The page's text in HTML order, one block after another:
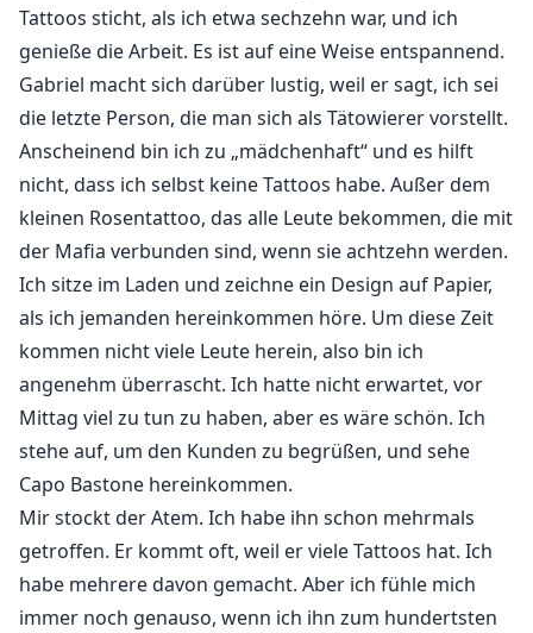
Wie soll sie sich zwischen Julian und ihrem besten
Freund entscheiden?
Tattoos sticht, als ich etwa sechzehn war, und ich
genieße die Arbeit. Es ist auf eine Weise entspannend.
Gabriel macht sich darüber lustig, weil er sagt, ich sei
die letzte Person, die man sich als Tätowierer vorstellt.
Anscheinend bin ich zu „mädchenhaft“ und es hilft
nicht, dass ich selbst keine Tattoos habe. Außer dem
kleinen Rosentattoo, das alle Leute bekommen, die mit
der Mafia verbunden sind, wenn sie achtzehn werden.
Ich sitze im Laden und zeichne ein Design auf Papier,
als ich jemanden hereinkommen höre. Um diese Zeit
kommen nicht viele Leute herein, also bin ich
angenehm überrascht. Ich hatte nicht erwartet, vor
Mittag viel zu tun zu haben, aber es wäre schön. Ich
stehe auf, um den Kunden zu begrüßen, und sehe
Capo Bastone hereinkommen.
Mir stockt der Atem. Ich habe ihn schon mehrmals
getroffen. Er kommt oft, weil er viele Tattoos hat. Ich
habe mehrere davon gemacht. Aber ich fühle mich
immer noch genauso, wenn ich ihn zum hundertsten